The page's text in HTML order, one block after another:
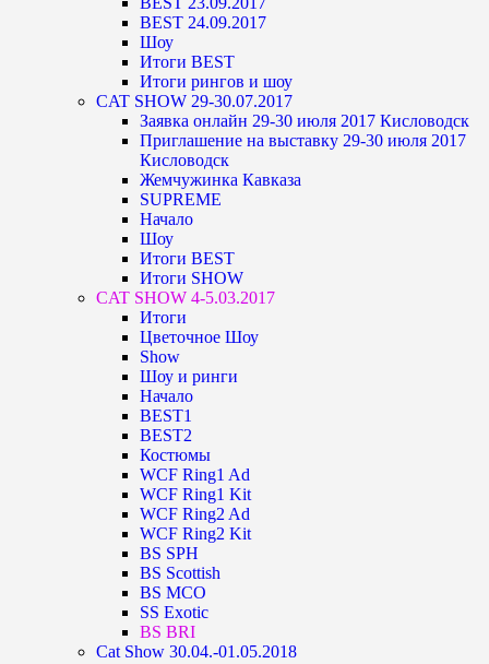
BEST 24.09.2017
Шоу
Итоги BEST
Итоги рингов и шоу
CAT SHOW 29-30.07.2017
Заявка онлайн 29-30 июля 2017 Кисловодск
Приглашение на выставку 29-30 июля 2017
Кисловодск
Жемчужинка Кавказа
SUPREME
Начало
Шоу
Итоги BEST
Итоги SHOW
CAT SHOW 4-5.03.2017
Итоги
Цветочное Шоу
Show
Шоу и ринги
Начало
BEST1
BEST2
Костюмы
WCF Ring1 Ad
WCF Ring1 Kit
WCF Ring2 Ad
WCF Ring2 Kit
BS SPH
BS Scottish
BS MCO
SS Exotic
BS BRI
Cat Show 30.04.-01.05.2018